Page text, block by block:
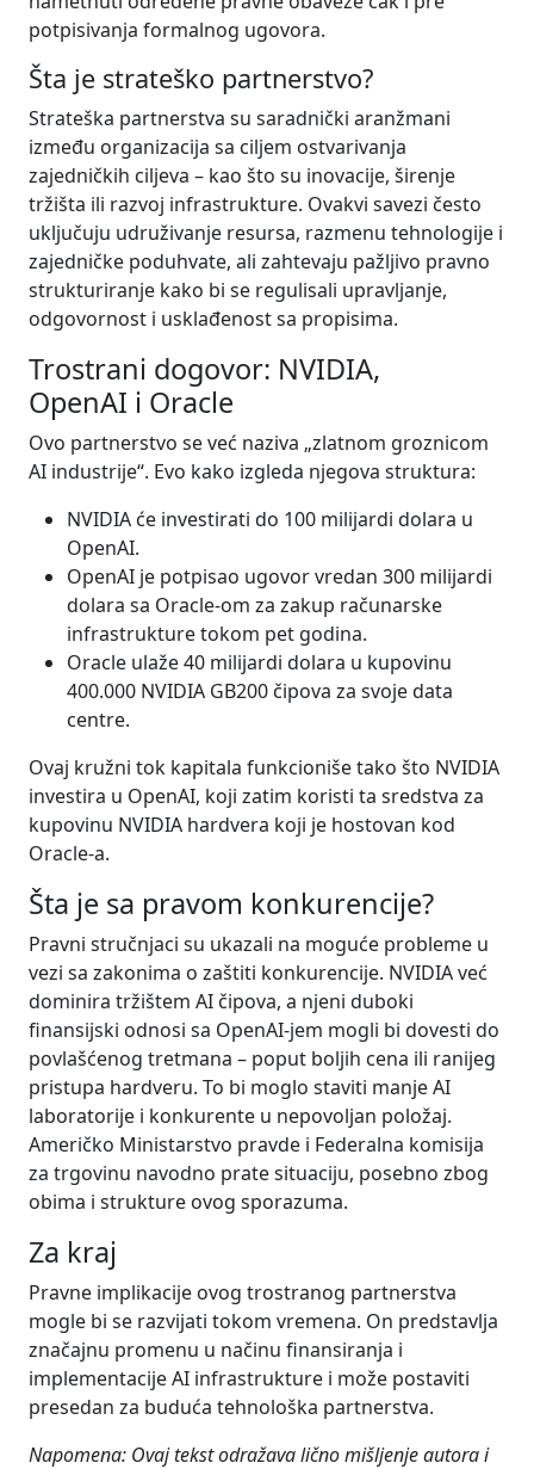
potpisivanja formalnog ugovora.
Šta je strateško partnerstvo?
Strateška partnerstva su saradnički aranžmani
između organizacija sa ciljem ostvarivanja
zajedničkih ciljeva – kao što su inovacije, širenje
tržišta ili razvoj infrastrukture. Ovakvi savezi često
uključuju udruživanje resursa, razmenu tehnologije i
zajedničke poduhvate, ali zahtevaju pažljivo pravno
strukturiranje kako bi se regulisali upravljanje,
odgovornost i usklađenost sa propisima.
Trostrani dogovor: NVIDIA,
OpenAI i Oracle
Ovo partnerstvo se već naziva „zlatnom groznicom
AI industrije“. Evo kako izgleda njegova struktura:
NVIDIA će investirati do 100 milijardi dolara u
OpenAI.
OpenAI je potpisao ugovor vredan 300 milijardi
dolara sa Oracle-om za zakup računarske
infrastrukture tokom pet godina.
Oracle ulaže 40 milijardi dolara u kupovinu
400.000 NVIDIA GB200 čipova za svoje data
centre.
Ovaj kružni tok kapitala funkcioniše tako što NVIDIA
investira u OpenAI, koji zatim koristi ta sredstva za
kupovinu NVIDIA hardvera koji je hostovan kod
Oracle-a.
Šta je sa pravom konkurencije?
Pravni stručnjaci su ukazali na moguće probleme u
vezi sa zakonima o zaštiti konkurencije. NVIDIA već
dominira tržištem AI čipova, a njeni duboki
finansijski odnosi sa OpenAI-jem mogli bi dovesti do
povlašćenog tretmana – poput boljih cena ili ranijeg
pristupa hardveru. To bi moglo staviti manje AI
laboratorije i konkurente u nepovoljan položaj.
Američko Ministarstvo pravde i Federalna komisija
za trgovinu navodno prate situaciju, posebno zbog
obima i strukture ovog sporazuma.
Za kraj
Pravne implikacije ovog trostranog partnerstva
mogle bi se razvijati tokom vremena. On predstavlja
značajnu promenu u načinu finansiranja i
implementacije AI infrastrukture i može postaviti
presedan za buduća tehnološka partnerstva.
Napomena: Ovaj tekst odražava lično mišljenje autora i